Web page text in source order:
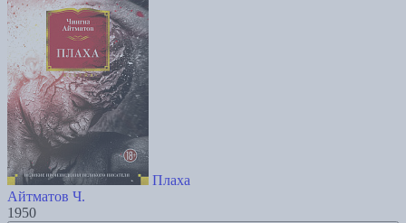
Плаха
Айтматов Ч.
1950